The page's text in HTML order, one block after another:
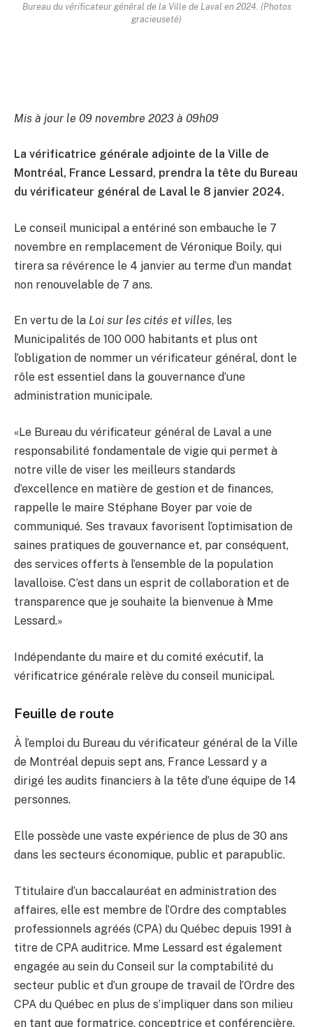
Bureau du vérificateur général de la Ville de Laval en 2024. (Photos
gracieuseté)
Mis à jour le 09 novembre 2023 à 09h09
La vérificatrice générale adjointe de la Ville de
Montréal, France Lessard, prendra la tête du Bureau
du vérificateur général de Laval le 8 janvier 2024.
Le conseil municipal a entériné son embauche le 7
novembre en remplacement de Véronique Boily, qui
tirera sa révérence le 4 janvier au terme d’un mandat
non renouvelable de 7 ans.
En vertu de la Loi sur les cités et villes, les
Municipalités de 100 000 habitants et plus ont
l’obligation de nommer un vérificateur général, dont le
rôle est essentiel dans la gouvernance d’une
administration municipale.
«Le Bureau du vérificateur général de Laval a une
responsabilité fondamentale de vigie qui permet à
notre ville de viser les meilleurs standards
d’excellence en matière de gestion et de finances,
rappelle le maire Stéphane Boyer par voie de
communiqué. Ses travaux favorisent l’optimisation de
saines pratiques de gouvernance et, par conséquent,
des services offerts à l’ensemble de la population
lavalloise. C’est dans un esprit de collaboration et de
transparence que je souhaite la bienvenue à Mme
Lessard.»
Indépendante du maire et du comité exécutif, la
vérificatrice générale relève du conseil municipal.
Feuille de route
À l’emploi du Bureau du vérificateur général de la Ville
de Montréal depuis sept ans, France Lessard y a
dirigé les audits financiers à la tête d’une équipe de 14
personnes.
Elle possède une vaste expérience de plus de 30 ans
dans les secteurs économique, public et parapublic.
Ttitulaire d’un baccalauréat en administration des
affaires, elle est membre de l’Ordre des comptables
professionnels agréés (CPA) du Québec depuis 1991 à
titre de CPA auditrice. Mme Lessard est également
engagée au sein du Conseil sur la comptabilité du
secteur public et d’un groupe de travail de l’Ordre des
CPA du Québec en plus de s’impliquer dans son milieu
en tant que formatrice, conceptrice et conférencière.